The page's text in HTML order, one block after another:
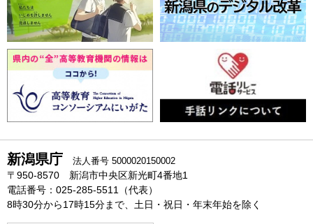
新潟県庁 法人番号 5000020150002
〒950-8570 新潟市中央区新光町4番地1
電話番号：025-285-5511（代表）
8時30分から17時15分まで、土日・祝日・年末年始を除く